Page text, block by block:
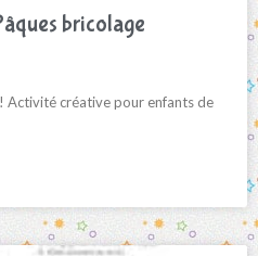
bricolage
Activité créative pour enfants de